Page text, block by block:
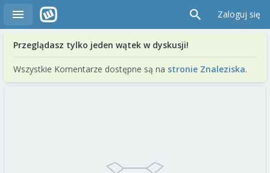
Zaloguj się
Przeglądasz tylko jeden wątek w dyskusji!
Wszystkie Komentarze dostępne są na stronie Znaleziska.